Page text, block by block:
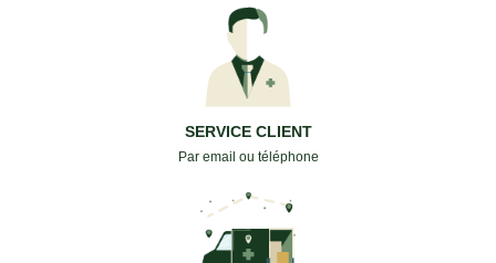
SERVICE CLIENT
Par email ou téléphone